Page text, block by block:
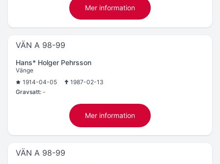
Mer information
VÄN A 98-99
Hans* Holger Pehrsson
Vänge
1914-04-05
1987-02-13
Gravsatt: -
Mer information
VÄN A 98-99